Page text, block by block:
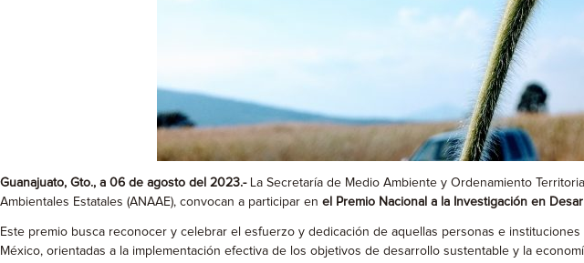
Guanajuato, Gto., a 06 de agosto del 2023.-La Secretaría de Medio Ambiente y Ordenamiento
Ambientales Estatales (ANAAE), convocan a participar en el Premio Nacional a la Investigación en
Este premio busca reconocer y celebrar el esfuerzo y dedicación de aquellas personas e
México, orientadas a la implementación efectiva de los objetivos de desarrollo sustentable y la